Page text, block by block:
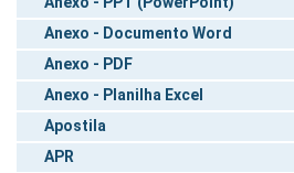
Anexo - Documento Word
Anexo - PDF
Anexo - Planilha Excel
Apostila
APR